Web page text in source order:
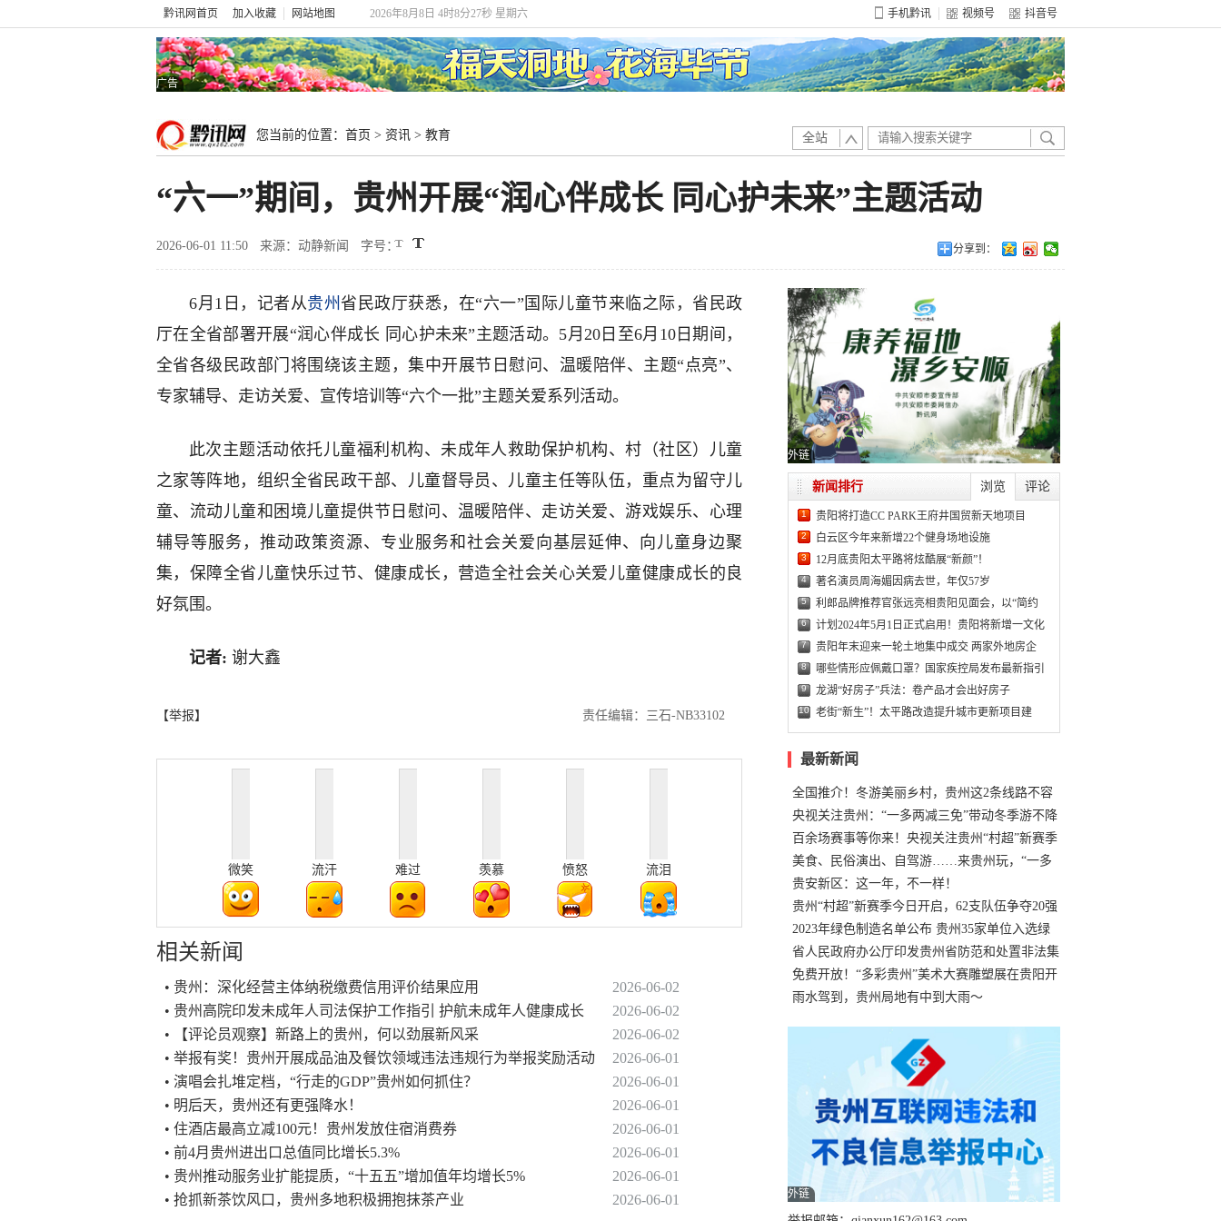
黔讯网首页 加入收藏 网站地图 2026年8月8日 4时8分28秒 星期六 手机黔讯 视频号 抖音号
广告
您当前的位置： 首页 > 资讯 > 教育 全站
“六一”期间，贵州开展“润心伴成长 同心护未来”主题活动
2026-06-01 11:50 来源：动静新闻 字号： 分享到：
6月1日，记者从贵州 省民政厅获悉，在“六一”国际儿童节来临之际，省民政
厅在全省部署开展“润心伴成长 同心护未来”主题活动。5月20日至6月10日期间，
全省各级民政部门将围绕该主题，集中开展节日慰问、温暖陪伴、主题“点亮”、
专家辅导、走访关爱、宣传培训等“六个一批”主题关爱系列活动。
此次主题活动依托儿童福利机构、未成年人救助保护机构、村（社区）儿童
之家等阵地，组织全省民政干部、儿童督导员、儿童主任等队伍，重点为留守儿
童、流动儿童和困境儿童提供节日慰问、温暖陪伴、走访关爱、游戏娱乐、心理
辅导等服务，推动政策资源、专业服务和社会关爱向基层延伸、向儿童身边聚
集，保障全省儿童快乐过节、健康成长，营造全社会关心关爱儿童健康成长的良
好氛围。
记者: 谢大鑫
【举报】 责任编辑：三石-NB33102
微笑 流汗 难过 羡慕 愤怒 流泪
相关新闻
• 贵州：深化经营主体纳税缴费信用评价结果应用
2026-06-02
• 贵州高院印发未成年人司法保护工作指引 护航未成年人健康成长
2026-06-02
• 【评论员观察】新路上的贵州，何以劲展新风采
2026-06-02
• 举报有奖！贵州开展成品油及餐饮领域违法违规行为举报奖励活动
2026-06-01
• 演唱会扎堆定档，“行走的GDP”贵州如何抓住？
2026-06-01
• 明后天，贵州还有更强降水！
2026-06-01
• 住酒店最高立减100元！贵州发放住宿消费券
2026-06-01
• 前4月贵州进出口总值同比增长5.3%
2026-06-01
• 贵州推动服务业扩能提质，“十五五”增加值年均增长5%
2026-06-01
• 抢抓新茶饮风口，贵州多地积极拥抱抹茶产业
2026-06-01
外链
浏览 评论
新闻排行
1 贵阳将打造CC PARK王府井国贸新天地项目
2 白云区今年来新增22个健身场地设施
3 12月底贵阳太平路将炫酷展“新颜”！
4 著名演员周海媚因病去世，年仅57岁
5 利郎品牌推荐官张远亮相贵阳见面会，以“简约
6 计划2024年5月1日正式启用！贵阳将新增一文化
7 贵阳年末迎来一轮土地集中成交 两家外地房企
8 哪些情形应佩戴口罩？国家疾控局发布最新指引
9 龙湖“好房子”兵法：卷产品才会出好房子
10 老街“新生”！太平路改造提升城市更新项目建
最新新闻
全国推介！冬游美丽乡村，贵州这2条线路不容
错过
央视关注贵州：“一多两减三免”带动冬季游不降
温
百余场赛事等你来！央视关注贵州“村超”新赛季
正式“打响”
美食、民俗演出、自驾游……来贵州玩，“一多
两减三免”！
贵安新区：这一年，不一样！
贵州“村超”新赛季今日开启，62支队伍争夺20强
名额
2023年绿色制造名单公布 贵州35家单位入选绿
色工厂
省人民政府办公厅印发贵州省防范和处置非法集
资工作实施细则
免费开放！“多彩贵州”美术大赛雕塑展在贵阳开
展，持续至1月19日
雨水驾到，贵州局地有中到大雨～
外链